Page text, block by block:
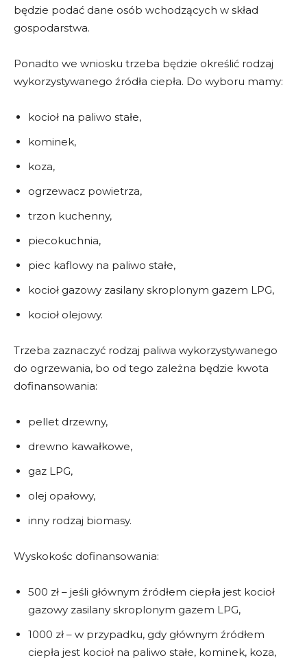
będzie podać dane osób wchodzących w skład
gospodarstwa.
Ponadto we wniosku trzeba będzie określić rodzaj
wykorzystywanego źródła ciepła. Do wyboru mamy:
kocioł na paliwo stałe,
kominek,
koza,
ogrzewacz powietrza,
trzon kuchenny,
piecokuchnia,
piec kaflowy na paliwo stałe,
kocioł gazowy zasilany skroplonym gazem LPG,
kocioł olejowy.
Trzeba zaznaczyć rodzaj paliwa wykorzystywanego
do ogrzewania, bo od tego zależna będzie kwota
dofinansowania:
pellet drzewny,
drewno kawałkowe,
gaz LPG,
olej opałowy,
inny rodzaj biomasy.
Wyskokośc dofinansowania:
500 zł – jeśli głównym źródłem ciepła jest kocioł
gazowy zasilany skroplonym gazem LPG,
1000 zł – w przypadku, gdy głównym źródłem
ciepła jest kocioł na paliwo stałe, kominek, koza,